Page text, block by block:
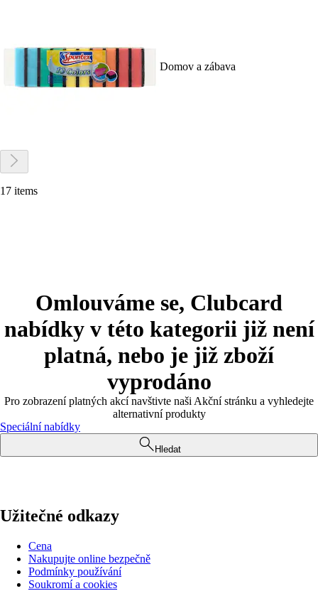
Domov a zábava
17 items
Omlouváme se, Clubcard
nabídky v této kategorii již není
platná, nebo je již zboží
vyprodáno
Pro zobrazení platných akcí navštivte naši Akční stránku a vyhledejte
alternativní produkty
Speciální nabídky
Hledat
Užitečné odkazy
Cena
Nakupujte online bezpečně
Podmínky používání
Soukromí a cookies